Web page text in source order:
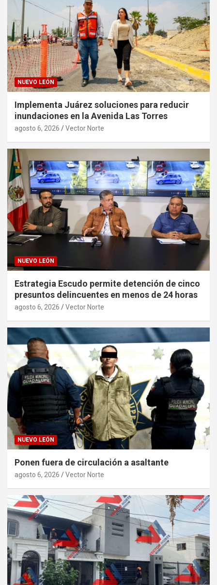
NUEVO LEÓN
Implementa Juárez soluciones para reducir
inundaciones en la Avenida Las Torres
agosto 6, 2026 Vector Norte
NUEVO LEÓN
Estrategia Escudo permite detención de cinco
presuntos delincuentes en menos de 24 horas
agosto 6, 2026 Vector Norte
NUEVO LEÓN
Ponen fuera de circulación a asaltante
agosto 6, 2026 Vector Norte